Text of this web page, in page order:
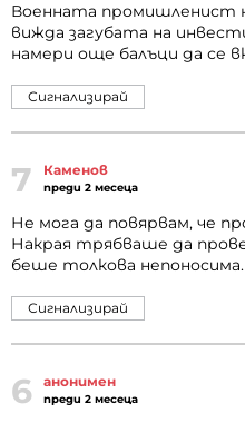
Военната промишленист
вижда загубата на
намери още балъци да се
Сигнализирай
7 Каменов
преди 2 месеца
Не мога да повярвам, че
Накрая трябваше да
беше толкова непоносима.
Сигнализирай
6 анонимен
преди 2 месеца